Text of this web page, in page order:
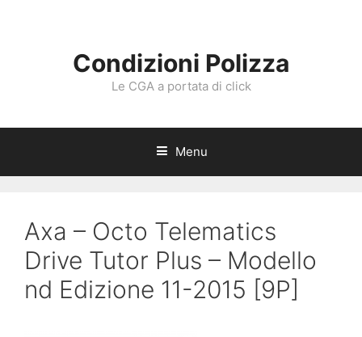
Condizioni Polizza
Le CGA a portata di click
Menu
Axa – Octo Telematics
Drive Tutor Plus – Modello
nd Edizione 11-2015 [9P]